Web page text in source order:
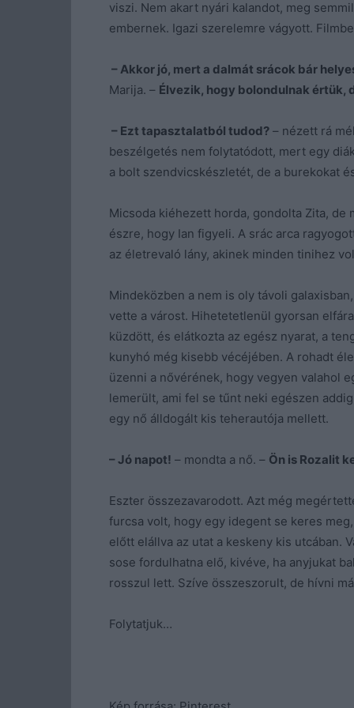
viszi. Nem akart nyári kalandot, meg
embernek. Igazi szerelemre vágyott.
– Akkor jó, mert a dalmát srácok bár
Marija. – Élvezik, hogy bolondulnak értük,
– Ezt tapasztalatból tudod? – nézett rá
beszélgetés nem folytatódott, mert egy
a bolt szendvicskészletét, de a burekokat
Micsoda kiéhezett horda, gondolta Zita,
észre, hogy Ian figyeli. A srác arca
az életrevaló lány, akinek minden tinihez
Mindeközben a nem is oly távoli
vette a várost. Hihetetetlenül gyorsan
küzdött, és elátkozta az egész nyarat, a
kunyhó még kisebb vécéjében. A rohadt
üzenni a nővérének, hogy vegyen valahol
lemerült, ami fel se tűnt neki egészen
egy nő álldogált kis teherautója mellett.
– Jó napot! – mondta a nő. – Ön is Rozalit
Eszter összezavarodott. Azt még
furcsa volt, hogy egy idegent se keres
előtt elállva az utat a keskeny kis utcában.
sose fordulhatna elő, kivéve, ha anyjukat
rosszul lett. Szíve összeszorult, de hívni
Folytatjuk…